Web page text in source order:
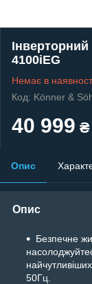
4100iEG
Немає в
Код: Könner &
40 999 ₴
Опис
Опис
Безпечне
50Гц.